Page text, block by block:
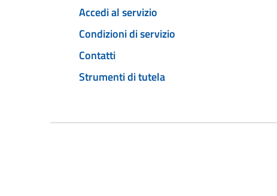
Accedi al servizio
Condizioni di servizio
Contatti
Strumenti di tutela